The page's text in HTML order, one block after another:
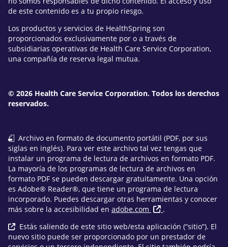
de este contenido es a tu propio riesgo.
Los productos y servicios de HealthSpring son
proporcionados exclusivamente por o a través de
subsidiarias operativas de Health Care Service Corporation,
una compañía de reserva legal mutua.
© 2026 Health Care Service Corporation. Todos los derechos
reservados.
Archivo en formato de documento portátil (PDF, por sus
siglas en inglés). Para ver este archivo tal vez tengas que
instalar un programa de lectura de archivos en formato PDF.
La mayoría de los programas de lectura de archivos en
formato PDF se pueden descargar gratuitamente. Una opción
es Adobe® Reader®, que tiene un programa de lectura
incorporado. Puedes descargar otras herramientas y conocer
más sobre la accesibilidad en adobe.com
.
Estás saliendo de este sitio web/esta aplicación (“sitio”). El
nuevo sitio puede ser proporcionado por un prestador de